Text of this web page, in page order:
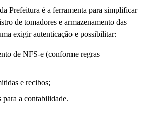
Prefeitura é a ferramenta para simplificar
de tomadores e armazenamento das
exigir autenticação e possibilitar:
de NFS-e (conforme regras
e recibos;
para a contabilidade.